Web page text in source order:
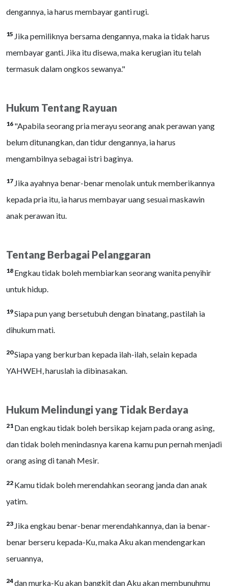
dengannya, ia harus membayar ganti rugi.
15 Jika pemiliknya bersama dengannya, maka ia tidak harus
membayar ganti. Jika itu disewa, maka kerugian itu telah
termasuk dalam ongkos sewanya."
Hukum Tentang Rayuan
16 "Apabila seorang pria merayu seorang anak perawan yang
belum ditunangkan, dan tidur dengannya, ia harus
mengambilnya sebagai istri baginya.
17 Jika ayahnya benar-benar menolak untuk memberikannya
kepada pria itu, ia harus membayar uang sesuai maskawin
anak perawan itu.
Tentang Berbagai Pelanggaran
18 Engkau tidak boleh membiarkan seorang wanita penyihir
untuk hidup.
19Siapa pun yang bersetubuh dengan binatang, pastilah ia
dihukum mati.
20Siapa yang berkurban kepada ilah-ilah, selain kepada
YAHWEH, haruslah ia dibinasakan.
Hukum Melindungi yang Tidak Berdaya
21 Dan engkau tidak boleh bersikap kejam pada orang asing,
dan tidak boleh menindasnya karena kamu pun pernah menjadi
orang asing di tanah Mesir.
22 Kamu tidak boleh merendahkan seorang janda dan anak
yatim.
23 Jika engkau benar-benar merendahkannya, dan ia benar-
benar berseru kepada-Ku, maka Aku akan mendengarkan
seruannya,
24dan murka-Ku akan bangkit dan Aku akan membunuhmu